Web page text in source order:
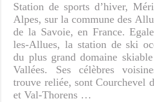
Station de sports d’hiver,
Alpes, sur la commune des
de la Savoie, en France.
les-Allues, la station de ski
du plus grand domaine
Vallées. Ses célèbres
trouve reliée, sont Courchevel
et Val-Thorens …